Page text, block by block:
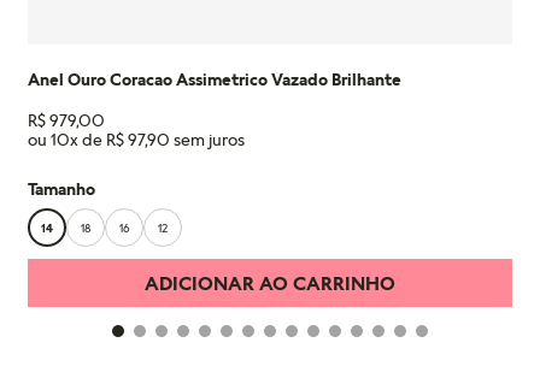
Anel Ouro Coracao Assimetrico Vazado Brilhante
R$979,00
ou 10x de R$97,90
Tamanho
14 18 16 12
ADICIONAR AO CARRINHO